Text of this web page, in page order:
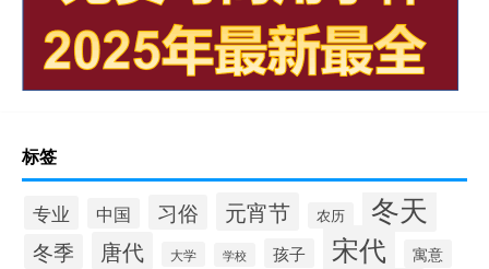
标签
专业 中国 习俗 元宵节 农历 冬天
冬季 唐代 大学 学校 孩子 宋代 寓意